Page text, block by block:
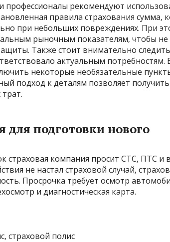
профессионалы рекомендуют
правила страхования сумма‚
при небольших повреждениях. При
рыночным показателям‚ чтобы не
Также стоит внимательно следить
актуальным потребностям.
некоторые необязательные
подход к деталям позволяет получить
подготовки нового
компания просит СТС‚ ПТС и
не настал страховой случай‚
Просрочка требует осмотр
и диагностическая карта.
страховой полис